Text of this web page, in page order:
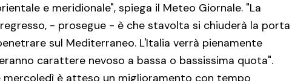
e meridionale", spiega il Meteo Giornale. "La
- prosegue - è che stavolta si chiuderà la porta
sul Mediterraneo. L'Italia verrà pienamente
carattere nevoso a bassa o bassissima quota".
è atteso un miglioramento con tempo